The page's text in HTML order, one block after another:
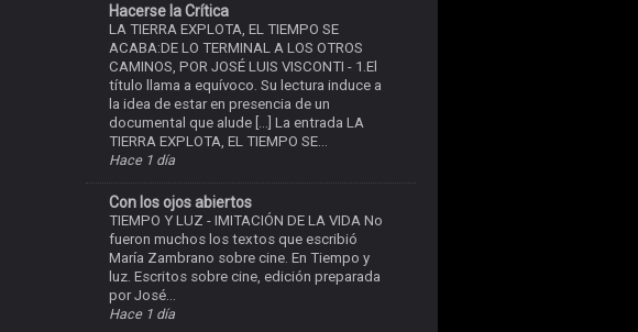
Hacerse la Crítica
LA TIERRA EXPLOTA, EL TIEMPO SE
ACABA:DE LO TERMINAL A LOS OTROS
CAMINOS, POR JOSÉ LUIS VISCONTI - 1.El
título llama a equívoco. Su lectura induce a
la idea de estar en presencia de un
documental que alude […] La entrada LA
TIERRA EXPLOTA, EL TIEMPO SE...
Hace 1 día
Con los ojos abiertos
TIEMPO Y LUZ - IMITACIÓN DE LA VIDA No
fueron muchos los textos que escribió
María Zambrano sobre cine. En Tiempo y
luz. Escritos sobre cine, edición preparada
por José...
Hace 1 día